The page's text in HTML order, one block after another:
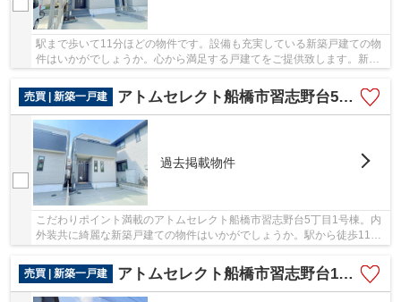
駅まで歩いて11分ほどの物件です。設備も充実している新築戸建ての物
件はいかがでしょうか。心から満足する戸建てをご提供致します。新京
売買 | 新築一戸建
アトムセレクト船橋市習志野台5丁目1号棟
過去掲載物件
こだわりポイント満載のアトムセレクト船橋市習志野台5丁目1号棟。内
外装共に綺麗な新築戸建ての物件はいかがでしょうか。駅から徒歩11分
売買 | 新築一戸建
アトムセレクト船橋市習志野台11期 1号棟